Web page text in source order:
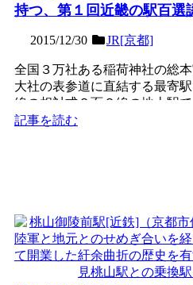
持つ、第１回近畿の駅百選
2015/12/30 JR[京都]
全国３万社ある稲荷神社の総
大社の表参道に直結する最寄
線の相対式２面２線の地上駅
の駅百選認定駅。18...
記事を読む